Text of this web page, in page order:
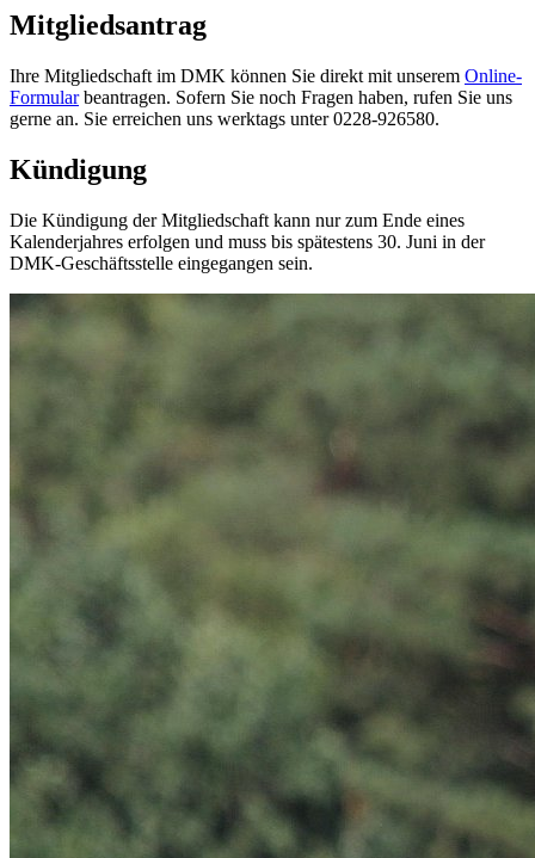
Mitgliedsantrag
Ihre Mitgliedschaft im DMK können Sie direkt mit unserem Online-
Formularbeantragen. Sofern Sie noch Fragen haben, rufen Sie uns
gerne an. Sie erreichen uns werktags unter 0228-926580.
Kündigung
Die Kündigung der Mitgliedschaft kann nur zum Ende eines
Kalenderjahres erfolgen und muss bis spätestens 30. Juni in der
DMK-Geschäftsstelle eingegangen sein.